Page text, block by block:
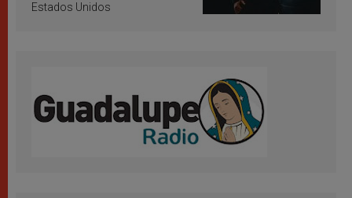
Estados Unidos